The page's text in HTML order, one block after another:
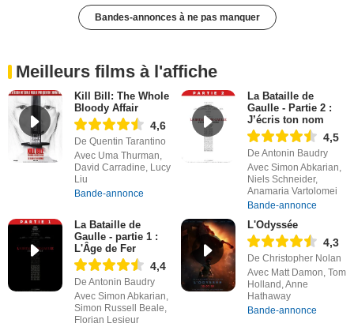
Bandes-annonces à ne pas manquer
Meilleurs films à l'affiche
Kill Bill: The Whole
Bloody Affair
4,6
De Quentin Tarantino
Avec Uma Thurman,
David Carradine, Lucy
Liu
Bande-annonce
La Bataille de
Gaulle - Partie 2 :
J’écris ton nom
4,5
De Antonin Baudry
Avec Simon Abkarian,
Niels Schneider,
Anamaria Vartolomei
Bande-annonce
La Bataille de
Gaulle - partie 1 :
L'Âge de Fer
4,4
De Antonin Baudry
Avec Simon Abkarian,
Simon Russell Beale,
Florian Lesieur
L'Odyssée
4,3
De Christopher Nolan
Avec Matt Damon, Tom
Holland, Anne
Hathaway
Bande-annonce